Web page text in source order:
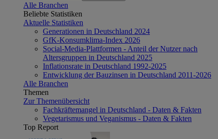
Alle Branchen
Beliebte Statistiken
Aktuelle Statistiken
Generationen in Deutschland 2024
GfK-Konsumklima-Index 2026
Social-Media-Plattformen - Anteil der Nutzer nach
Altersgruppen in Deutschland 2025
Inflationsrate in Deutschland 1992-2025
Entwicklung der Bauzinsen in Deutschland 2011-2026
Alle Branchen
Themen
Zur Themenübersicht
Fachkräftemangel in Deutschland - Daten & Fakten
Vegetarismus und Veganismus - Daten & Fakten
Top Report